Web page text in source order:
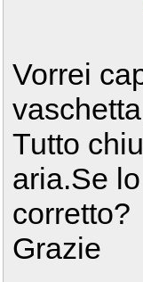
Vorrei
Tutto
aria.Se
corretto?
Grazie